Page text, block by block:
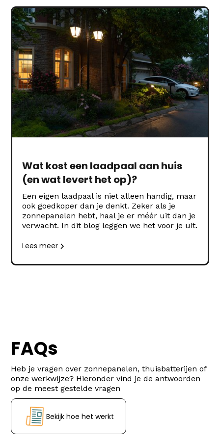
Wat kost een laadpaal aan huis
(en wat levert het op)?
Een eigen laadpaal is niet alleen handig, maar
ook goedkoper dan je denkt. Zeker als je
zonnepanelen hebt, haal je er méér uit dan je
verwacht. In dit blog leggen we het voor je uit.
Lees meer
FAQs
Heb je vragen over zonnepanelen, thuisbatterijen of
onze werkwijze? Hieronder vind je de antwoorden
op de meest gestelde vragen
Bekijk hoe het werkt